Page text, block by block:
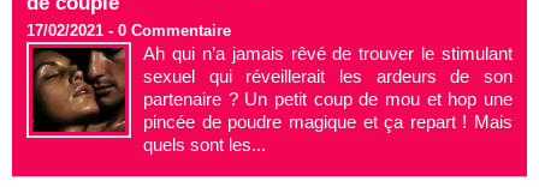
17/02/2021 - 0 Commentaire
Ah qui n’a jamais rêvé de trouver le stimulant
sexuel qui réveillerait les ardeurs de son
partenaire ? Un petit coup de mou et hop une
pincée de poudre magique et ça repart ! Mais
quels sont les...